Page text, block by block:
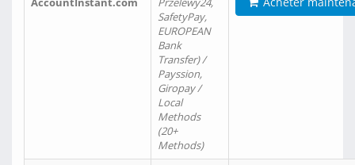
SafetyPay,
EUROPEAN
Bank
Transfer) /
Payssion,
Giropay /
Local
Methods
(20+
Methods)